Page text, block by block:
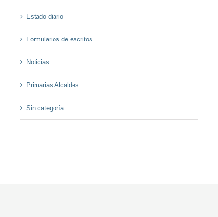
Estado diario
Formularios de escritos
Noticias
Primarias Alcaldes
Sin categoría